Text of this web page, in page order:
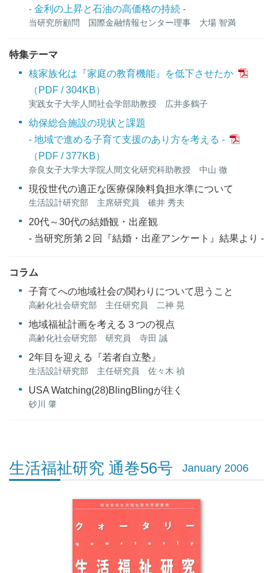
- 金利の上昇と石油の高価格の持続 -
当研究所顧問 国際金融情報センター理事 大場 智満
特集テーマ
核家族化は『家庭の教育機能』を低下させたか
304KB）
実践女子大学人間社会学部助教授 広井多鶴子
幼保総合施設の現状と課題
- 地域で進める子育て支援のあり方を考える -
377KB）
奈良女子大学大学院人間文化研究科助教授 中山 徹
現役世代の適正な医療保険料負担水準について
生活設計研究部 主席研究員 碓井 秀夫
20代～30代の結婚観・出産観
- 当研究所第２回『結婚・出産アンケート』結果より -
コラム
子育てへの地域社会の関わりについて思うこと
高齢化社会研究部 主任研究員 二神 晃
地域福祉計画を考える３つの視点
高齢化社会研究部 研究員 寺田 誠
2年目を迎える『若者自立塾』
生活設計研究部 主任研究員 佐々木 禎
USA Watching(28)BlingBlingが往く
砂川 肇
生活福祉研究 通巻56号 January 2006